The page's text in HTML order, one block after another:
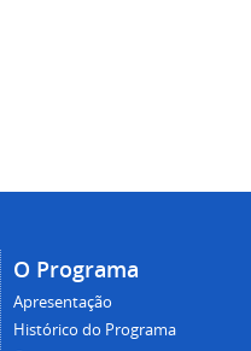
O Programa
Apresentação
Histórico do Programa